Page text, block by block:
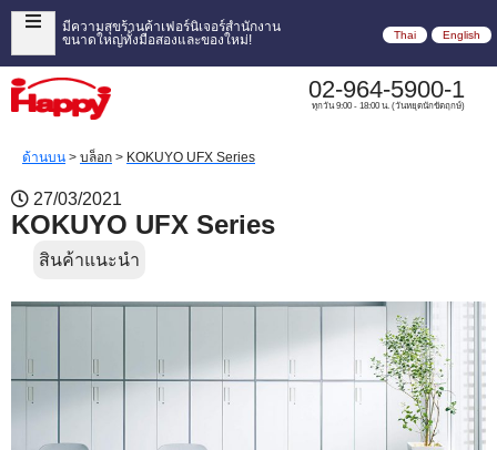
มีความสุขร้านค้าเฟอร์นิเจอร์สำนักงาน
ขนาดใหญ่ทั้งมือสองและของใหม่!
Thai English
02-964-5900-1
ทุกวัน 9:00 - 18:00 น. (วันหยุดนักขัตฤกษ์)
ด้านบน > บล็อก > KOKUYO UFX Series
27/03/2021
KOKUYO UFX Series
สินค้าแนะนำ